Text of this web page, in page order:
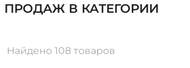
ПРОДАЖ В КАТЕГОРИИ
Найдено 108 товаров